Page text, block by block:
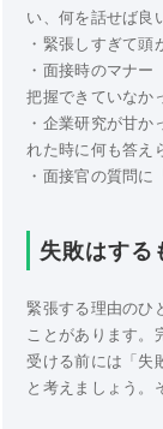
い、何を話せば良
・緊張しすぎて頭
・面接時のマナ
把握できていなか
・企業研究が甘
れた時に何も答え
・面接官の質問
失敗はする
緊張する理由のひ
ことがあります。
受ける前には「失
と考えましょう。